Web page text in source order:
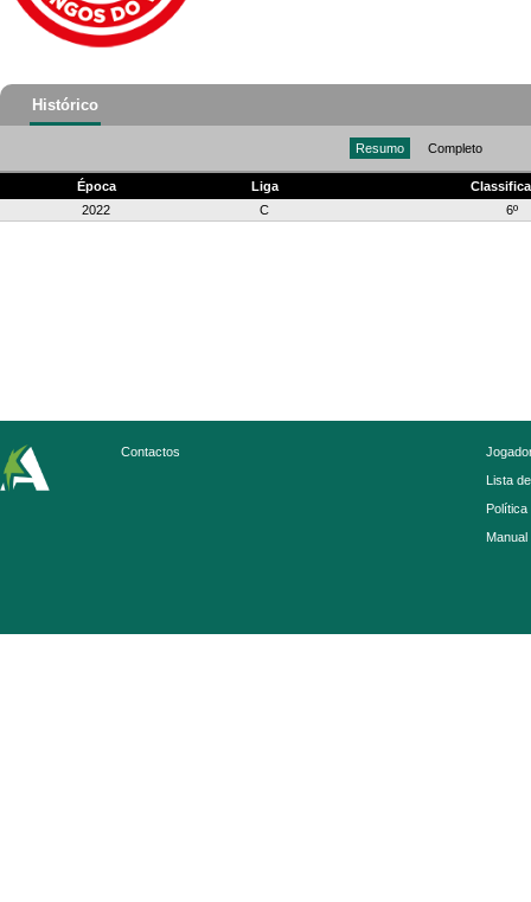
Histórico
Resumo Completo
Época Liga
2022
C 6º
Contactos
Lista
Política